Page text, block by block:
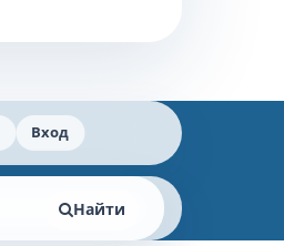
Вход
Найти